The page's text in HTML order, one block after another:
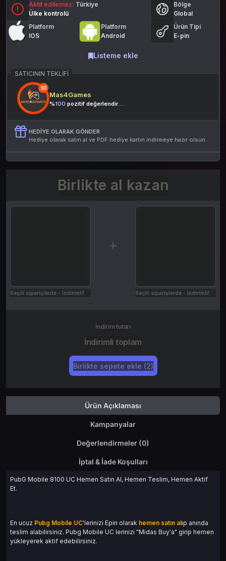
0 değerlendirme
Aktif edilemez: Türkiye
Ülke kontrolü
Bölge
Global
Platform
IOS
Platform
Android
Ürün Tipi
E-pin
Listeme ekle
SATICININ TEKLIFI
10
Mas4Games
%100 pozitif değerlendirme
HEDIYE OLARAK GÖNDER
Hediye olarak satın al ve PDF hediye kartın indirmeye hazır olsun.
Birlikte al kazan
Seçili siparişlerde - İndirimli! Seçili siparişlerde - İndirimli!
İndirim tutarı
İndirimli toplam
Birlikte sepete ekle (2)
Ürün Açıklaması
Kampanyalar
Değerlendirmeler (0)
İptal & İade Koşulları
PubG Mobile 8100 UC Hemen Satın Al, Hemen Teslim, Hemen Aktif
Et.
En ucuz Pubg Mobile UC'lerinizi Epin olarak hemen satın alıp anında
teslim alabilirsiniz. Pubg Mobile UC lerinizi "Midas Buy'a" girip hemen
yükleyerek aktif edebilirsiniz.